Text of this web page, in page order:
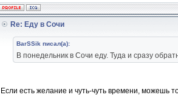
Re: Еду в Сочи
BarSSik писал(а):
В понедельник в Сочи еду. Туда и сразу
Если есть желание и чуть-чуть времени, можешь